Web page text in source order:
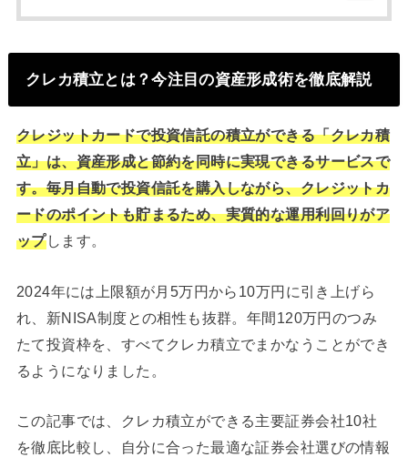
クレカ積立とは？今注目の資産形成術を徹底解説
クレジットカードで投資信託の積立ができる「クレカ積
立」は、資産形成と節約を同時に実現できるサービスで
す。毎月自動で投資信託を購入しながら、クレジットカ
ードのポイントも貯まるため、実質的な運用利回りがア
ップします。
2024年には上限額が月5万円から10万円に引き上げら
れ、新NISA制度との相性も抜群。年間120万円のつみ
たて投資枠を、すべてクレカ積立でまかなうことができ
るようになりました。
この記事では、クレカ積立ができる主要証券会社10社
を徹底比較し、自分に合った最適な証券会社選びの情報